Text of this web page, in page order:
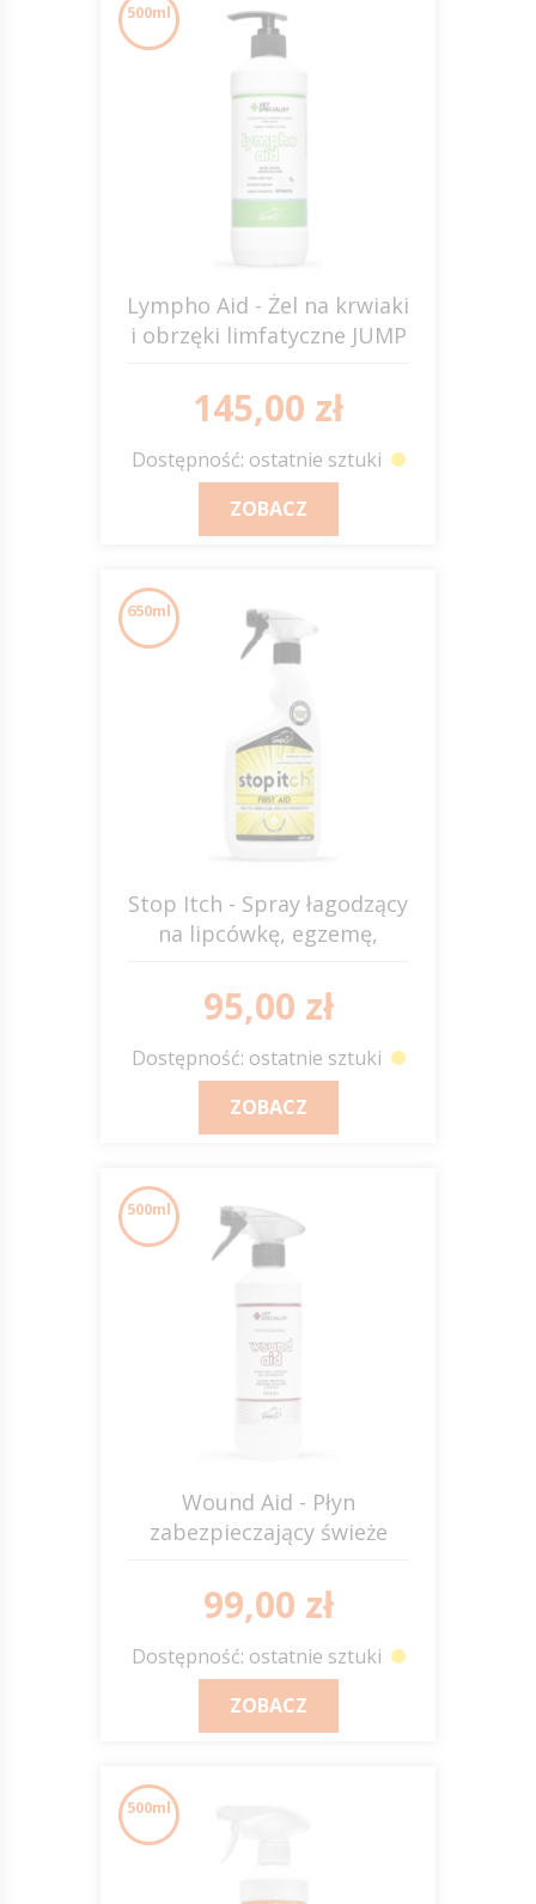
500ml
Lympho Aid - Żel na krwiaki
i obrzęki limfatyczne JUMP
145,00 zł
Dostępność: ostatnie sztuki
ZOBACZ
650ml
Stop Itch - Spray łagodzący
na lipcówkę, egzemę,
95,00 zł
Dostępność: ostatnie sztuki
ZOBACZ
500ml
Wound Aid - Płyn
zabezpieczający świeże
99,00 zł
Dostępność: ostatnie sztuki
ZOBACZ
500ml